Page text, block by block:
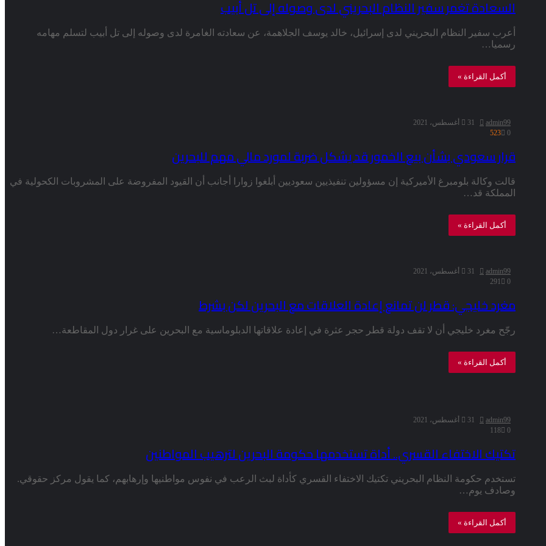
السعادة تغمر سفير النظام البحريني لدى وصوله إلى تل أبيب
أعرب سفير النظام البحريني لدى إسرائيل، خالد يوسف الجلاهمة، عن سعادته الغامرة لدى وصوله إلى تل أبيب لتسلم مهامه
رسميا…
أكمل القراءة »
admin99
31 أغسطس، 2021
0
523
قرار سعودي بشأن بيع الخمور قد يشكل ضربة لمورد مالي مهم للبحرين
قالت وكالة بلومبرغ الأميركية إن مسؤولين تنفيذيين سعوديين أبلغوا زوارا أجانب أن القيود المفروضة على المشروبات الكحولية في
المملكة قد…
أكمل القراءة »
admin99
31 أغسطس، 2021
0
291
مغرد خليجي: قطر لن تمانع إعادة العلاقات مع البحرين لكن بشرط
رجّح مغرد خليجي أن لا تقف دولة قطر حجر عثرة في إعادة علاقاتها الدبلوماسية مع البحرين على غرار دول المقاطعة…
أكمل القراءة »
admin99
31 أغسطس، 2021
0
118
تكتيك الاختفاء القسري.. أداة تستخدمها حكومة البحرين لترهيب المواطنين
تستخدم حكومة النظام البحريني تكتيك الاختفاء القسري كأداة لبث الرعب في نفوس مواطنيها وإرهابهم، كما يقول مركز حقوقي.
وصادف يوم…
أكمل القراءة »